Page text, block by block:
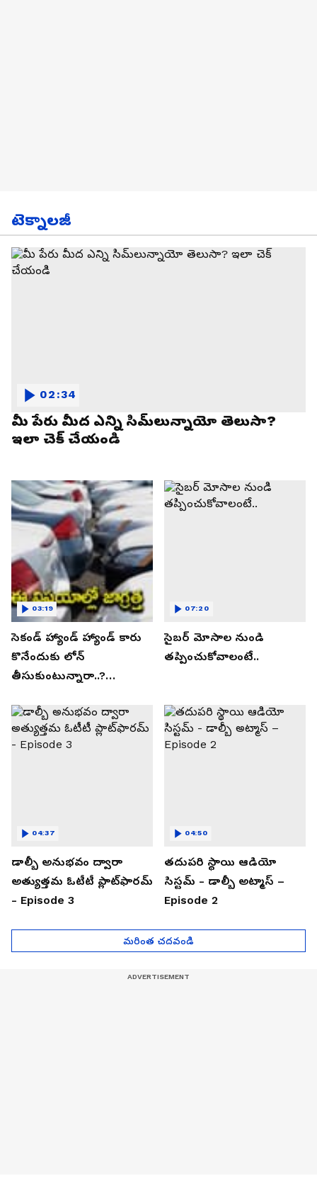
టెక్నాలజీ
మీ పేరు మీద ఎన్ని సిమ్‌లున్నాయో తెలుసా?
ఇలా చెక్ చేయండి
02:34
సెకండ్ హ్యాండ్ హ్యాండ్ కారు
కొనేందుకు లోన్
తీసుకుంటున్నారా..?
తెలుసుకోండి..!
03:19
సైబర్ మోసాల నుండి
తప్పించుకోవాలంటే..
07:20
డాల్బీ అనుభవం ద్వారా
అత్యుత్తమ ఓటీటీ ప్లాట్‌ఫారమ్
- Episode 3
04:37
తదుపరి స్థాయి ఆడియో
సిస్టమ్ - డాల్బీ అట్మాస్ –
Episode 2
04:50
మరింత చదవండి